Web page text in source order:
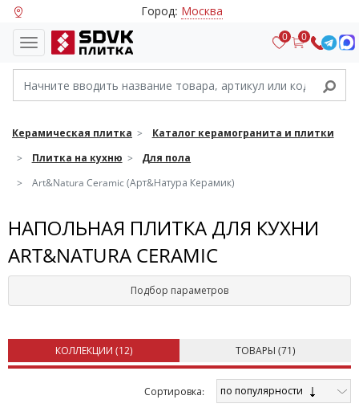
Город: Москва
0 0
Керамическая плитка
Каталог керамогранита и плитки
Плитка на кухню
Для пола
Art&Natura Ceramic (Арт&Натура Керамик)
НАПОЛЬНАЯ ПЛИТКА ДЛЯ КУХНИ
ART&NATURA CERAMIC
Подбор параметров
КОЛЛЕКЦИИ (12) ТОВАРЫ (71)
Cортировка: по популярности